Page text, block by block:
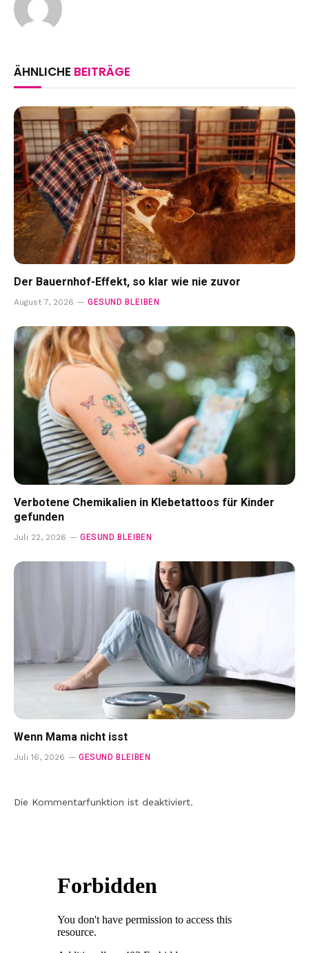
ÄHNLICHE BEITRÄGE
Der Bauernhof-Effekt, so klar wie nie zuvor
August 7, 2026 GESUND BLEIBEN
Verbotene Chemikalien in Klebetattoos für Kinder
gefunden
Juli 22, 2026 GESUND BLEIBEN
Wenn Mama nicht isst
Juli 16, 2026 GESUND BLEIBEN
Die Kommentarfunktion ist deaktiviert.